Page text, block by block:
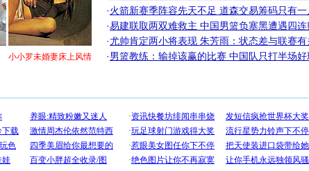
小小罗未婚妻床上风情
·火箭新赛季阵容先天不足 道森交易筹码只有一
·易建联取两双难救主 中国男篮负塞黑遭遇四连
·尤帅肯定两小将表现 朱芳雨：状态差与联赛有
·男篮教练：输掉该赢的比赛 中国队只打半场好
[圣诞节] 圣诞节到了，想想没什么送给你的，又不打
你太多，只有给你五千万：千万快乐！千万要健康！